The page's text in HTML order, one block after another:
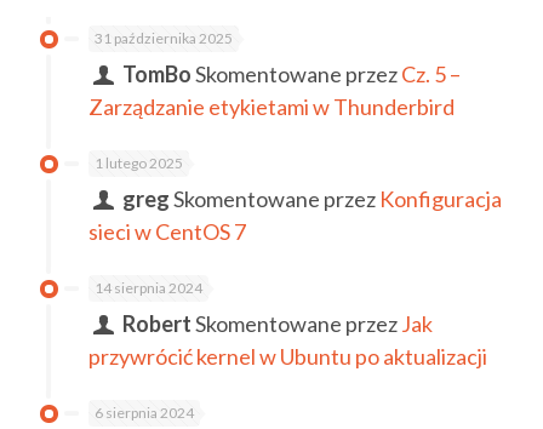
31 października 2025
TomBoSkomentowane przezCz. 5 –
Zarządzanie etykietami w Thunderbird
1 lutego 2025
gregSkomentowane przez Konfiguracja
sieci w CentOS 7
14 sierpnia 2024
RobertSkomentowane przezJak
przywrócić kernel w Ubuntu po aktualizacji
6 sierpnia 2024